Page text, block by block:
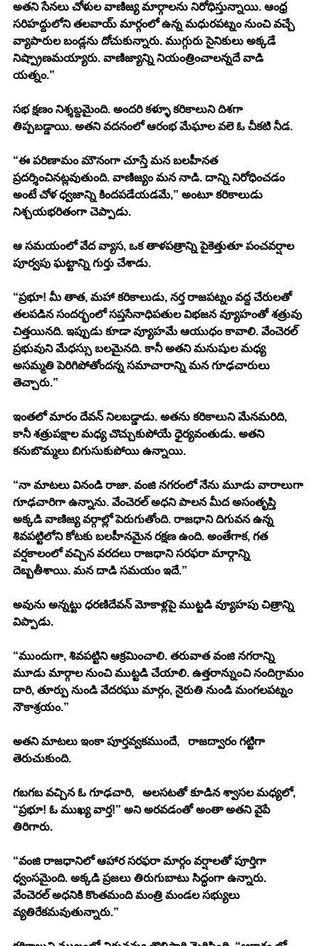
అతని సేనలు చోళుల వాణిజ్య మార్గాలను నిరోధిస్తున్నాయి. ఆంధ్ర
సరిహద్దులోని తలవాయ్ మార్గంలో ఉన్న మధురపట్నం నుంచి వచ్చే
వ్యాపారుల బండ్లను దోచుకున్నారు. ముగ్గురు సైనికులు అక్కడే
నిష్ప్రాణమయ్యారు. వాణిజ్యాన్ని నియంత్రించాలన్నదే వాడి
యత్నం.”
సభ క్షణం నిశ్శబ్దమైంది. అందరి కళ్ళూ కరికాలుని దిశగా
తిప్పబడ్డాయి. అతని వదనంలో ఆరంభ మేఘాల వలె ఓ చీకటి నీడ.
“ఈ పరిణామం మౌనంగా చూస్తే మన బలహీనత
ప్రదర్శించినట్లవుతుంది. వాణిజ్యం మన నాడి. దాన్ని నిరోధించడం
అంటే చోళ ధ్వజాన్ని కిందపడేయడమే,” అంటూ కరికాలుడు
నిశ్చయభరితంగా చెప్పాడు.
ఆ సమయంలో వేద వ్యాస, ఒక తాళపత్రాన్ని పైకెత్తుతూ పంచవర్షాల
పూర్వపు ఘట్టాన్ని గుర్తు చేశాడు.
“ప్రభూ! మీ తాత, మహా కరికాలుడు, నర్త రాజపట్నం వద్ద చేరులతో
తలపడిన సందర్భంలో సప్తసేనాధిపతుల విభజన వ్యూహంతో శత్రువు
చిత్తయినది. ఇప్పుడు కూడా వ్యూహమే ఆయుధం కావాలి. వేంచెరల్
ప్రభువుని మేధస్సు బలమైనది. కానీ అతని మనుషుల మధ్య
అసమ్మతి పెరిగిపోతోందన్న సమాచారాన్ని మన గూఢచారులు
తెచ్చారు.”
ఇంతలో మారం దేవన్ నిలబడ్డాడు. అతను కరికాలుని మేనమరిది,
కానీ శత్రుపక్షాల మధ్య చొచ్చుకుపోయే ధైర్యవంతుడు. అతని
కనుబొమ్మలు బిగుసుకుపోయి ఉన్నాయి.
“నా మాటలు వినండి రాజా. వంజి నగరంలో నేను మూడు వారాలుగా
గూఢచారిగా ఉన్నాను. వేంచెరల్ అధని పాలన మీద అసంతృప్తి
అక్కడి వాణిజ్య వర్గాల్లో పెరుగుతోంది. రాజధాని దిగువన ఉన్న
శివపట్టిలోని కోటకు బలహీనమైన రక్షణ ఉంది. అంతేగాక, గత
వర్షకాలంలో వచ్చిన వరదలు రాజధాని సరఫరా మార్గాన్ని
దెబ్బతీశాయి. మన దాడి సమయం ఇదే.”
అవును అన్నట్టు ధరణిదేవన్ మోకాళ్లపై ముట్టడి వ్యూహపు చిత్రాన్ని
విప్పాడు.
“ముందుగా, శివపట్టిని ఆక్రమించాలి. తరువాత వంజి నగరాన్ని
మూడు మార్గాల నుంచి ముట్టడి చేయాలి. ఉత్తరాన్నుంచి నందిగ్రామం
దారి, తూర్పు నుండి వేదరఘు మార్గం, నైరుతి నుండి మంగలపట్నం
నౌకాశ్రయం.”
అతని మాటలు ఇంకా పూర్తవ్వకముందే,   రాజద్వారం గట్టిగా
తెరుచుకుంది.
గబగబ వచ్చిన ఓ గూఢచారి,   అలసటతో కూడిన శ్వాసల మధ్యలో,
“ప్రభూ! ఓ ముఖ్య వార్త!” అని అరవడంతో అంతా అతని వైపే
తిరిగారు.
“వంజి రాజధానిలో ఆహార సరఫరా మార్గం వర్షాలతో పూర్తిగా
ధ్వంసమైంది. అక్కడి ప్రజలు తిరుగుబాటు సిద్ధంగా ఉన్నారు.
వేంచెరల్ అధనికి కొంతమంది మంత్రి మండల సభ్యులు
వ్యతిరేకమవుతున్నారు.”